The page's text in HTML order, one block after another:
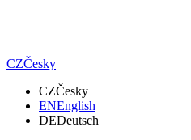
CZČesky
CZČesky
ENEnglish
DEDeutsch